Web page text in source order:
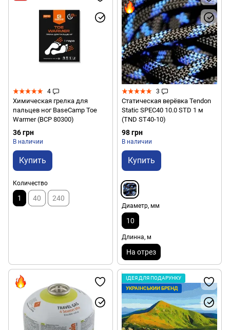
4
Химическая грелка для
пальцев ног BaseCamp Toe
Warmer (BCP 80300)
36 грн
В наличии
Купить
Количество
1 40 240
3
Статическая верёвка Tendon
Static SPEC40 10.0 STD 1 м
(TND ST40-10)
98 грн
В наличии
Купить
Диаметр, мм
10
Длинна, м
На отрез
ІДЕЯ ДЛЯ ПОДАРУНКУ
УКРАЇНСЬКИЙ БРЕНД